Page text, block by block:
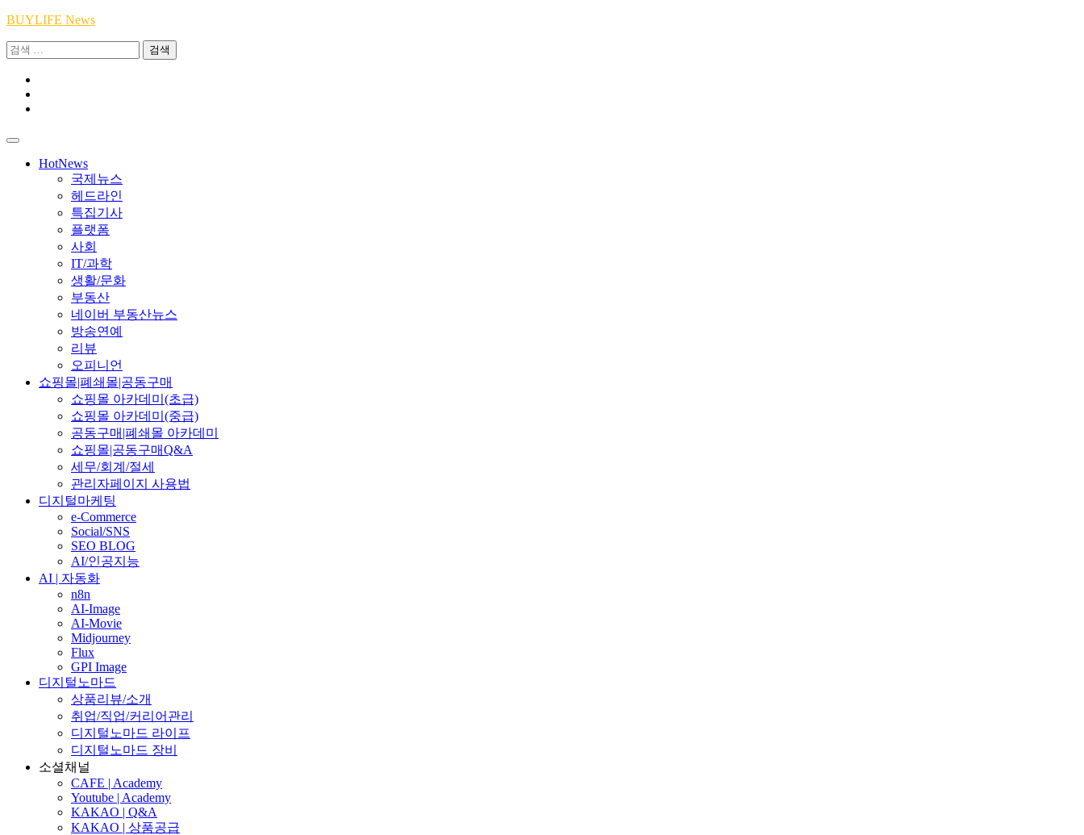
Skip
content
BUYLIFE News
검
HotNews
국제뉴스
헤드라인
특집기사
플랫폼
사회
IT/과학
생활/문화
부동산
네이버 부동산뉴스
방송연예
리뷰
오피니언
쇼핑몰|폐쇄몰|공동구매
쇼핑몰 아카데미(초급)
쇼핑몰 아카데미(중급)
공동구매|폐쇄몰 아카데미
쇼핑몰|공동구매Q&A
세무/회계/절세
관리자페이지 사용법
디지털마케팅
e-Commerce
Social/SNS
SEO BLOG
AI/인공지능
AI | 자동화
n8n
AI-Image
AI-Movie
Midjourney
Flux
GPI Image
디지털노마드
상품리뷰/소개
취업/직업/커리어관리
디지털노마드 라이프
디지털노마드 장비
소셜채널
CAFE | Academy
Youtube | Academy
KAKAO | Q&A
KAKAO | 상품공급